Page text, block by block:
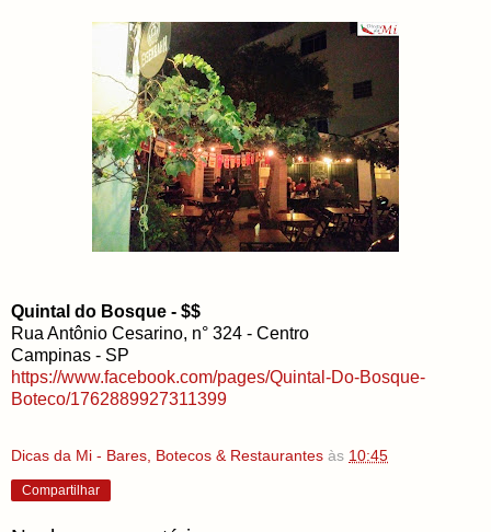
Quintal do Bosque - $$
Rua Antônio Cesarino, n° 324 - Centro
Campinas - SP
https://www.facebook.com/pages/Quintal-Do-Bosque-
Boteco/1762889927311399
Dicas da Mi - Bares, Botecos & Restaurantes às 10:45
Compartilhar